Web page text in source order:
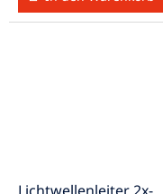
Lichtwellenleiter 2x-